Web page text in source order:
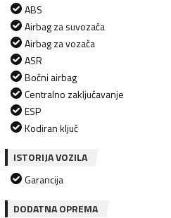
ABS
Airbag za suvozača
Airbag za vozača
ASR
Bočni airbag
Centralno zaključavanje
ESP
Kodiran ključ
ISTORIJA VOZILA
Garancija
DODATNA OPREMA